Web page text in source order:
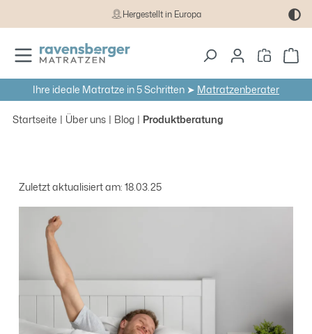
Zum Hauptinhalt springenHergestellt in Europa
Ihre ideale Matratze in 5 Schritten ➤ Matratzenberater
Startseite Über uns Blog Produktberatung
Zuletzt aktualisiert am: 18.03.25